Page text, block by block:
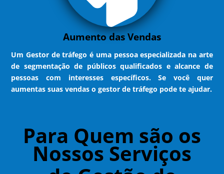
Aumento das Vendas
Um Gestor de tráfego é uma pessoa especializada na arte
de segmentação de públicos qualificados e alcance de
pessoas com interesses específicos. Se você quer
aumentas suas vendas o gestor de tráfego pode te ajudar.
Para Quem são os
Nossos Serviços